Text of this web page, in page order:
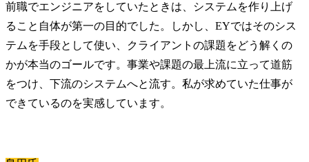
前職でエンジニアをしていたときは、システムを作り上げ
ること自体が第一の目的でした。しかし、EYではそのシス
テムを手段として使い、クライアントの課題をどう解くの
かが本当のゴールです。事業や課題の最上流に立って道筋
をつけ、下流のシステムへと流す。私が求めていた仕事が
できているのを実感しています。